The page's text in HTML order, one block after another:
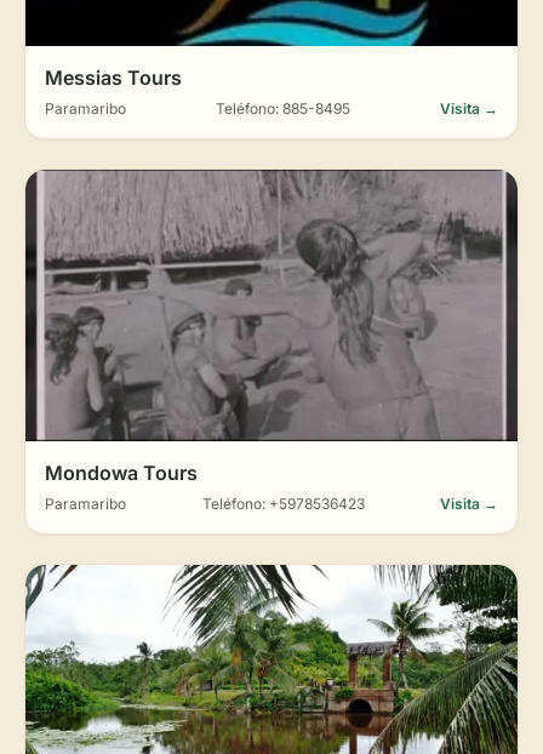
Messias Tours
Paramaribo Teléfono: 885-8495 Visita →
Mondowa Tours
Paramaribo Teléfono: +5978536423 Visita →